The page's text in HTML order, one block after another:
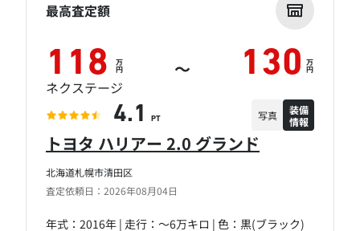
北海道札幌市清田区
査定依頼日：2026年08月04日
トヨタ ハリアー 2.0 グランド
年式：2016年 | 走行：～6万キロ | 色：黒(ブラック)
最高査定額
118 万
円 ～ 130 万
円
ネクステージ
4.1 PT 写真
装備
情報